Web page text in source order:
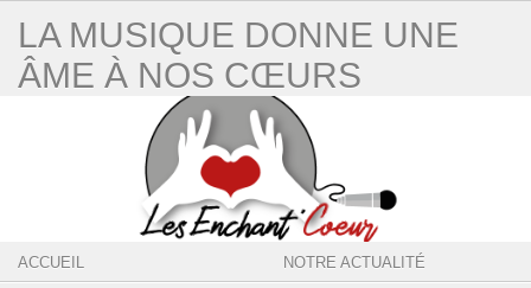
LA MUSIQUE DONNE UNE
ÂME À NOS CŒURS
ACCUEIL NOTRE ACTUALITÉ